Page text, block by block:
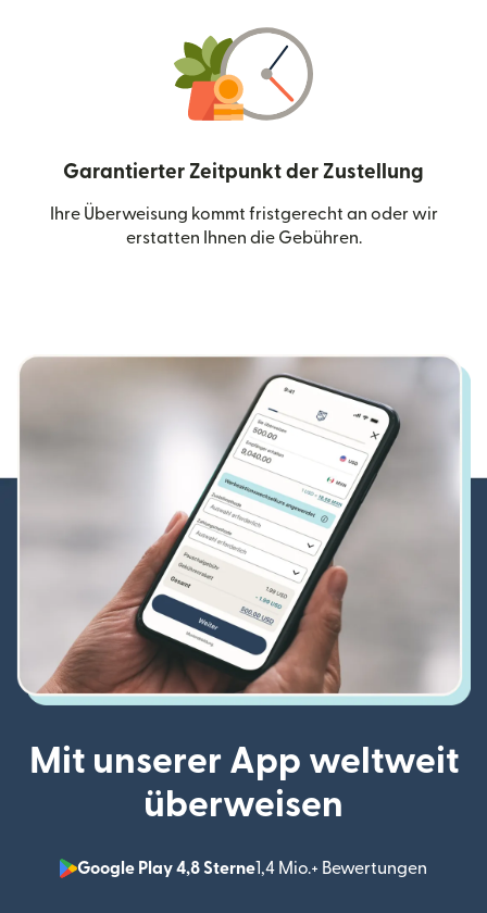
Garantierter Zeitpunkt der Zustellung
Ihre Überweisung kommt fristgerecht an oder wir
erstatten Ihnen die Gebühren.
Mit unserer App weltweit
überweisen
Google Play 4,8 Sterne1,4 Mio.+ Bewertungen